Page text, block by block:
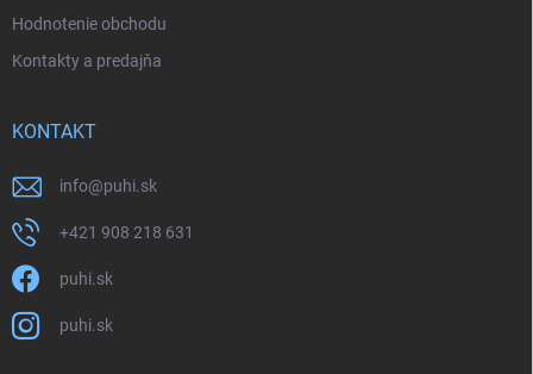
Hodnotenie obchodu
Kontakty a predajňa
KONTAKT
info@puhi.sk
+421 908 218 631
puhi.sk
puhi.sk